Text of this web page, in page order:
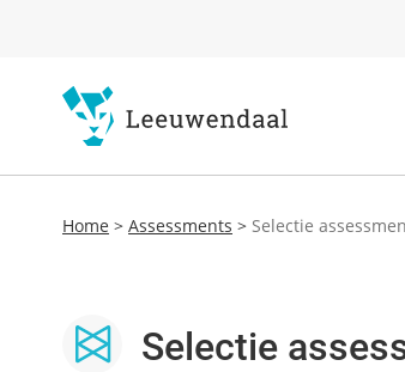
Home > Assessments > Selectie
Selectie